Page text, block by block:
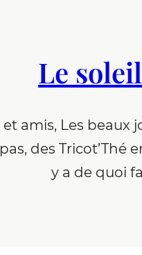
Le
amis, Les beaux
des
y a de quoi